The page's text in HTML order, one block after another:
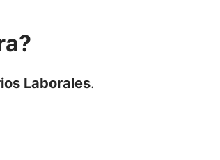
Laborales.